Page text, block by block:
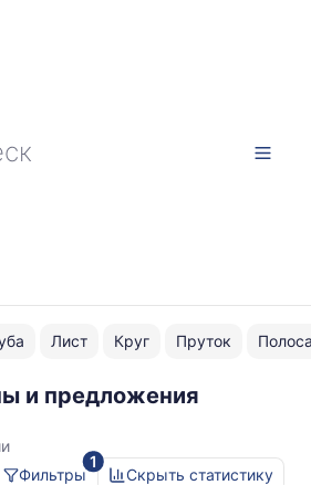
Лист Круг Пруток
и предложения
1
Фильтры
Скрыть статистику